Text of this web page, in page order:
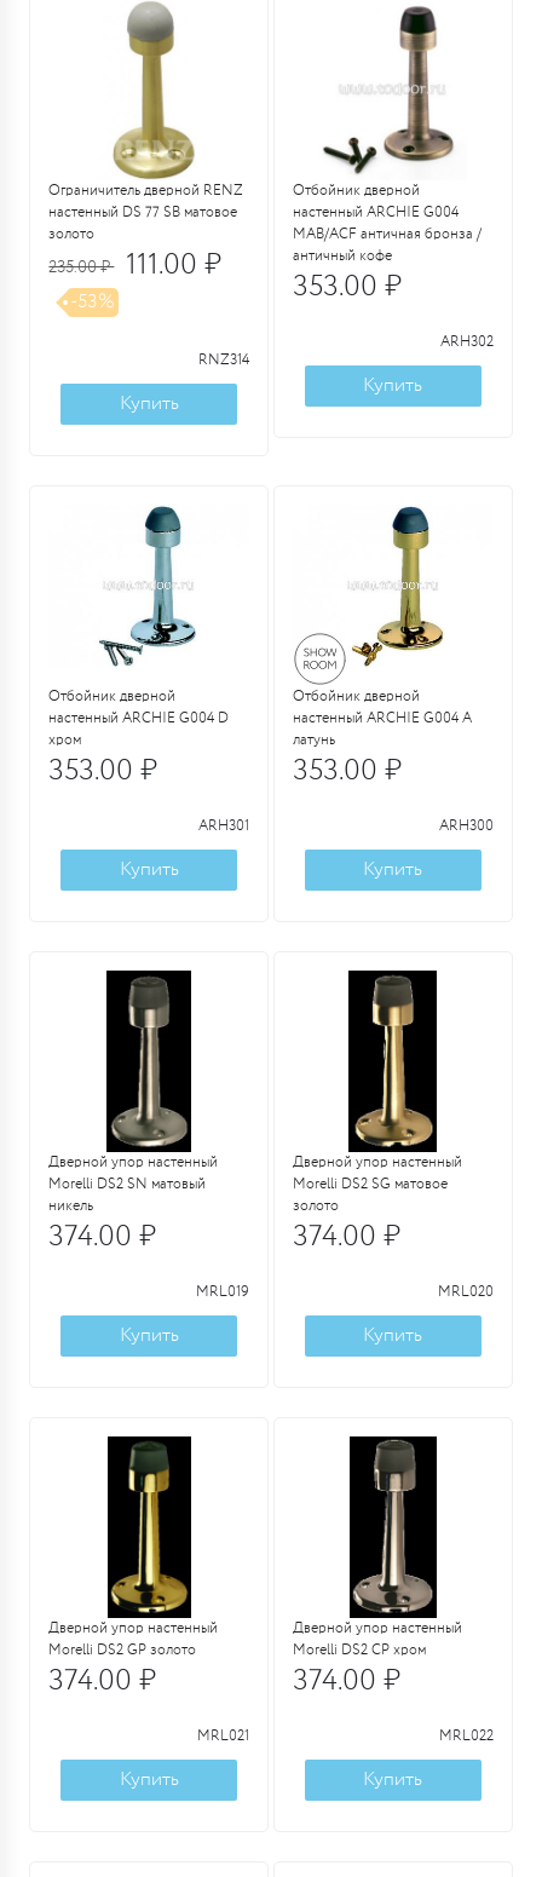
Ограничитель дверной RENZ
настенный DS 77 SB матовое
золото
235.00 ₽ 111.00 ₽
-53%
RNZ314
Купить
Отбойник дверной
настенный ARCHIE G004
MAB/ACF античная бронза /
античный кофе
353.00 ₽
ARH302
Купить
Отбойник дверной
настенный ARCHIE G004 D
хром
353.00 ₽
ARH301
Купить
Отбойник дверной
настенный ARCHIE G004 A
латунь
353.00 ₽
ARH300
Купить
Дверной упор настенный
Morelli DS2 SN матовый
никель
374.00 ₽
MRL019
Купить
Дверной упор настенный
Morelli DS2 SG матовое
золото
374.00 ₽
MRL020
Купить
Дверной упор настенный
Morelli DS2 GP золото
374.00 ₽
MRL021
Купить
Дверной упор настенный
Morelli DS2 CP хром
374.00 ₽
MRL022
Купить